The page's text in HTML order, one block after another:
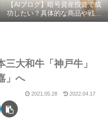
【AIブログ】暗号資産投資で成
功したい？具体的な商品や戦略
を分かりやすく解説！
三大和牛「神戸牛」
」へ
2021.05.28 2022.04.17